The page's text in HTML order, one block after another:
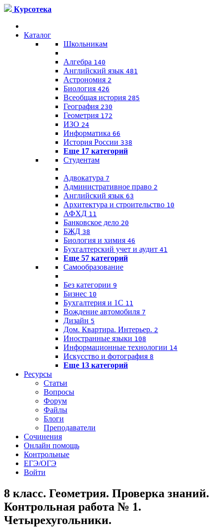
Курсотека
Каталог
Школьникам
Алгебра 140
Английский язык 481
Астрономия 2
Биология 426
Всеобщая история 285
География 230
Геометрия 172
ИЗО 24
Информатика 66
История России 338
Еще 17 категорий
Студентам
Адвокатура 7
Административное право 2
Английский язык 63
Архитектура и строительство 10
АФХД 11
Банковское дело 20
БЖД 38
Биология и химия 46
Бухгалтерский учет и аудит 41
Еще 57 категорий
Самообразование
Без категории 9
Бизнес 10
Бухгалтерия и 1C 11
Вождение автомобиля 7
Дизайн 5
Дом. Квартира. Интерьер. 2
Иностранные языки 108
Информационные технологии 14
Искусство и фотография 8
Еще 13 категорий
Ресурсы
Статьи
Вопросы
Форум
Файлы
Блоги
Преподаватели
Сочинения
Онлайн помощь
Контрольные
ЕГЭ/ОГЭ
Войти
8 класс. Геометрия. Проверка знаний.
Контрольная работа № 1.
Четырехугольники.